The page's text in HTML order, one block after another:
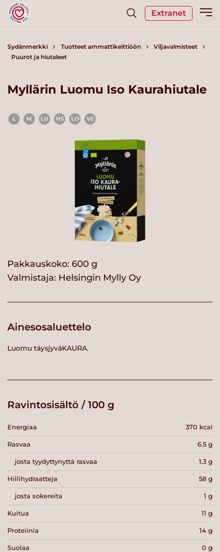
Extranet
Sydänmerkki Tuotteet ammattikeittiöön
Viljavalmisteet
Puurot ja hiutaleet
Myllärin Luomu Iso Kaurahiutale
L M LU HS LO VE
Pakkauskoko: 600 g
Valmistaja: Helsingin Mylly Oy
Ainesosaluettelo
Luomu täysjyväKAURA.
Ravintosisältö / 100 g
Energiaa 370 kcal
Rasvaa 6.5 g
josta tyydyttynyttä rasvaa 1.3 g
Hiilihydraatteja 58 g
josta sokereita 1 g
Kuitua 11 g
Proteiinia 14 g
Suolaa 0 g